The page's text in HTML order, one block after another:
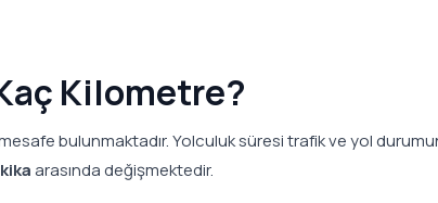
Kilometre?
bulunmaktadır. Yolculuk süresi trafik ve yol
arasında değişmektedir.